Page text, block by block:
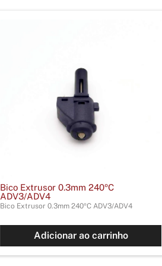
Bico Extrusor 0.3mm 240ºC
ADV3/ADV4
Bico Extrusor 0.3mm 240ºC ADV3/ADV4
Adicionar ao carrinho